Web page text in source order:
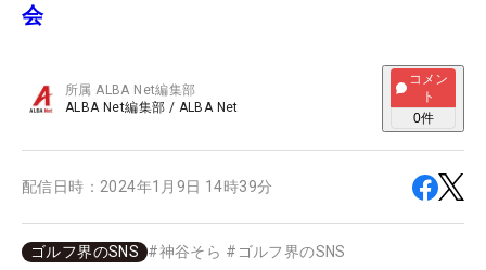
会
所属ALBA Net編集部
ALBA Net編集部 / ALBA Net
コメン
ト
0件
配信日時： 2024年1月9日 14時39分
ゴルフ界のSNS #神谷そら # ゴルフ界のSNS